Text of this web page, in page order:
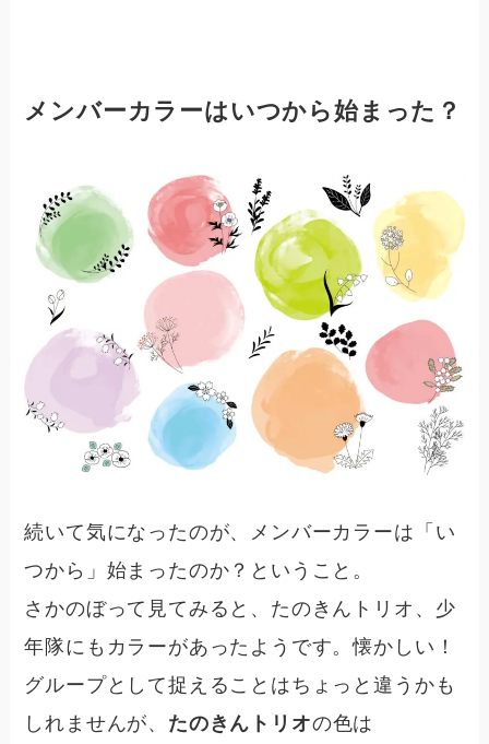
メンバーカラーはいつから始まった？
続いて気になったのが、メンバーカラーは「い
つから」始まったのか？ということ。
さかのぼって見てみると、 たのきんトリオ、少
年隊にもカラーがあった ようです。懐かしい！
グループとして捉えることはちょっと違うかも
しれませんが、 たのきんトリオの色は